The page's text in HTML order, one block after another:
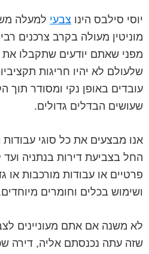
יוסי סילבס הינו צבעי למעלה
מוניטין מעולה בקרב צרכנים
מפני שאתם יודעים שתקבלו
שלעולם לא יהיו חריגות
עובדים באופן נקי ומסודר
שעושים הבדלים גדולים.
אנו מבצעים את כל סוגי
החל בצביעת דירות בנתניה
פרטיים או עבודות מורכבות או
ושימוש בכלים וחומרים
לא משנה אם אתם מעוניינים
שזה עתה נכנסתם אליה, דירה